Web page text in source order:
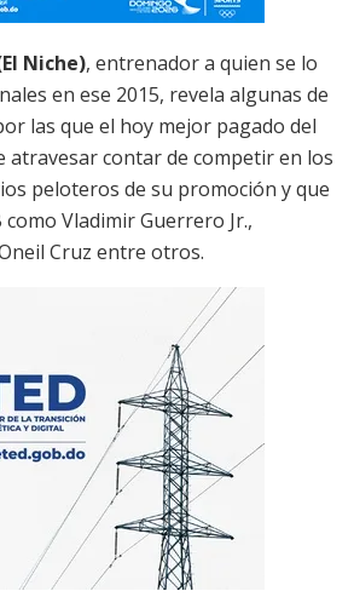
Niche), entrenador a quien se lo
en ese 2015, revela algunas de
las que el hoy mejor pagado del
atravesar contar de competir en los
peloteros de su promoción y que
Vladimir Guerrero Jr.,
Cruz entre otros.